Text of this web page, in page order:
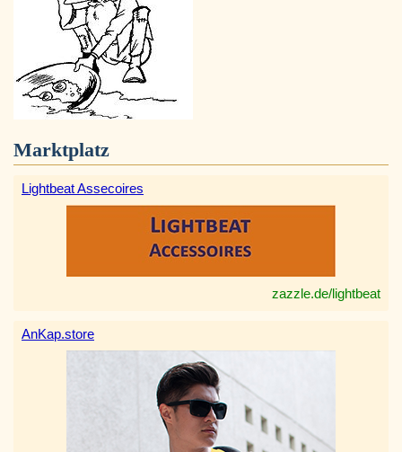
Marktplatz
Lightbeat Assecoires
zazzle.de/lightbeat
AnKap.store